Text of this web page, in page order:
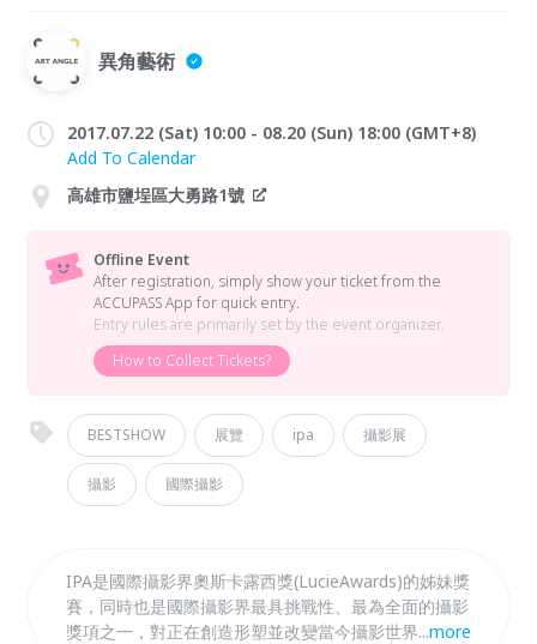
異角藝術
2017.07.22 (Sat) 10:00 - 08.20 (Sun) 18:00 (GMT+8)
Add To Calendar
高雄市鹽埕區大勇路1號
Offline Event
After registration, simply show your ticket from the
ACCUPASS App for quick entry.
Entry rules are primarily set by the event organizer.
How to Collect Tickets?
BESTSHOW 展覽 ipa 攝影展
攝影 國際攝影
IPA是國際攝影界奧斯卡露西獎(LucieAwards)的姊妹獎
賽，同時也是國際攝影界最具挑戰性、最為全面的攝影
獎項之一，對正在創造形塑並改變當今攝影世界的優秀
...more